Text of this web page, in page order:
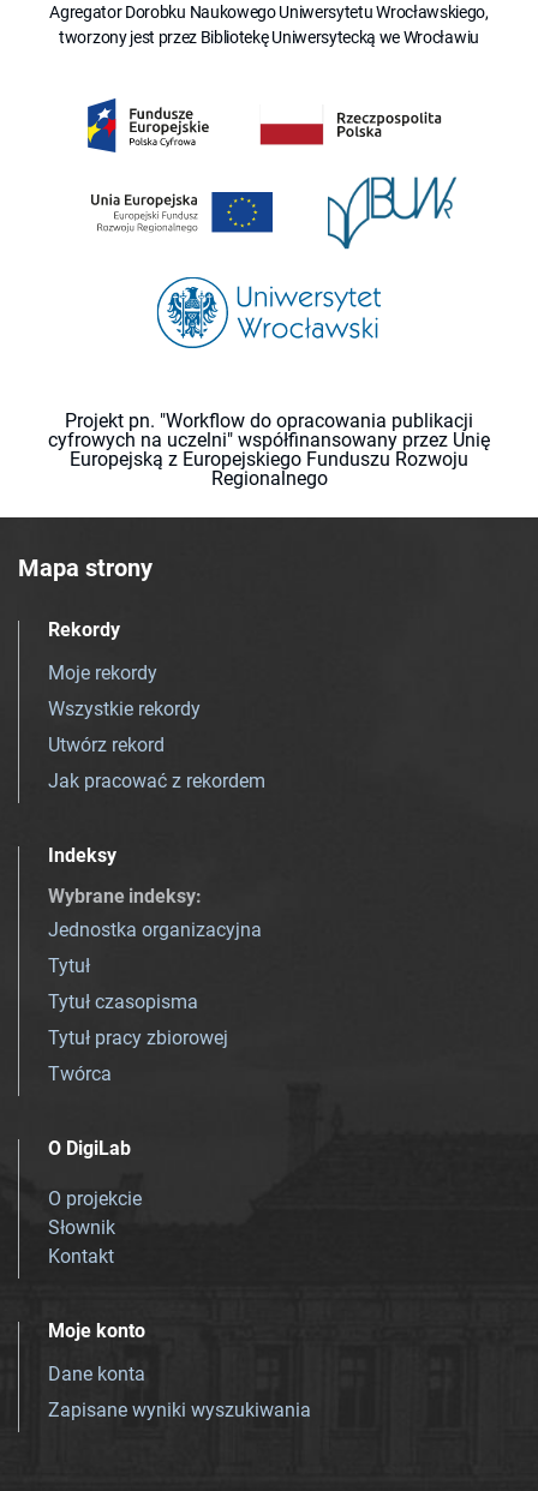
Agregator Dorobku Naukowego Uniwersytetu Wrocławskiego,
tworzony jest przez Bibliotekę Uniwersytecką we Wrocławiu
Projekt pn. "Workflow do opracowania publikacji
cyfrowych na uczelni" współfinansowany przez Unię
Europejską z Europejskiego Funduszu Rozwoju
Regionalnego
Mapa strony
Rekordy
Moje rekordy
Wszystkie rekordy
Utwórz rekord
Jak pracować z rekordem
Indeksy
Wybrane indeksy:
Jednostka organizacyjna
Tytuł
Tytuł czasopisma
Tytuł pracy zbiorowej
Twórca
O DigiLab
O projekcie
Słownik
Kontakt
Moje konto
Dane konta
Zapisane wyniki wyszukiwania